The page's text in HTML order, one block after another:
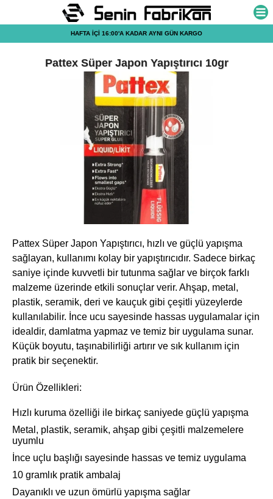
HAFTA İÇİ 16:00'A KADAR
Pattex Süper Japon Yapıştırıcı 10gr
Pattex Süper Japon Yapıştırıcı, hızlı ve güçlü yapışma
sağlayan, kullanımı kolay bir yapıştırıcıdır. Sadece birkaç
saniye içinde kuvvetli bir tutunma sağlar ve birçok farklı
malzeme üzerinde etkili sonuçlar verir. Ahşap, metal,
plastik, seramik, deri ve kauçuk gibi çeşitli yüzeylerde
kullanılabilir. İnce ucu sayesinde hassas uygulamalar için
idealdir, damlatma yapmaz ve temiz bir uygulama sunar.
Küçük boyutu, taşınabilirliği artırır ve sık kullanım için
pratik bir seçenektir.
Ürün Özellikleri:
Hızlı kuruma özelliği ile birkaç saniyede güçlü yapışma
Metal, plastik, seramik, ahşap gibi çeşitli malzemelere
uyumlu
İnce uçlu başlığı sayesinde hassas ve temiz uygulama
10 gramlık pratik ambalaj
Dayanıklı ve uzun ömürlü yapışma sağlar